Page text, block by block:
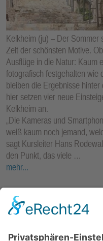
Kelkheim (ju) – Der Sommer
Zeit der schönsten Motive.
Ausflüge in die Natur: Kaum
fotografisch festgehalten wie
bleiben die Ergebnisse
hier setzen vier neue
Kelkheim an.
„Die Kameras und
weiß kaum noch jemand,
sagt Kursleiter Hans
den Punkt, das viele …
mehr...
KELKHEIM
BILDUNG
Nawi-Experten